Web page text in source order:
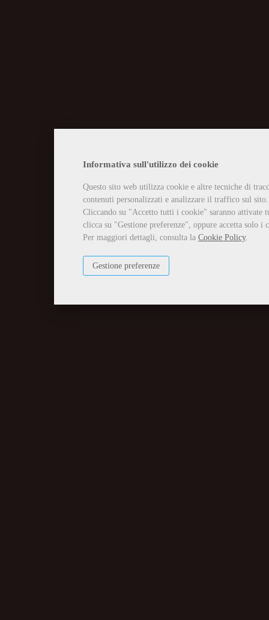
Informativa sull'utilizzo dei cookie
Questo sito web utilizza cookie e altre tecniche di
contenuti personalizzati e analizzare il traffico sul sito.
Cliccando su "Accetto tutti i cookie" saranno attivate
clicca su "Gestione preferenze", oppure accetta solo
Per maggiori dettagli, consulta la Cookie Policy.
Gestione preferenze
CHIUSURA
Vi informiamo che la casa
Tutti gli ordini ricevuti in tali
Per qualsiasi necessità